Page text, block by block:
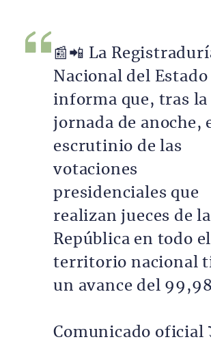
📰📲 La
Nacional del
informa que, tras la
jornada de anoche,
escrutinio de las
votaciones
presidenciales que
realizan jueces de la
República en todo el
territorio nacional
un avance del
Comunicado oficial